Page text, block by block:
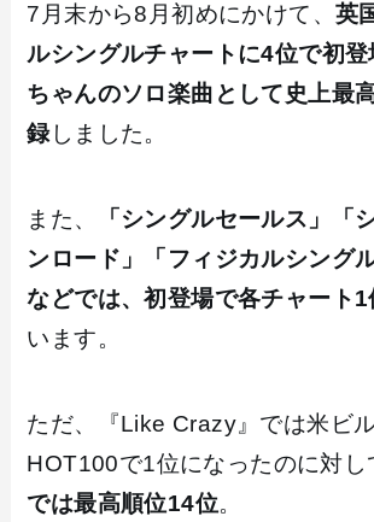
7月末から8月初めにかけて、英
ルシングルチャートに4位で初
ちゃんのソロ楽曲として史上最
録しました。
また、
「シングルセールス」「
ンロード」「フィジカルシング
などでは、初登場で各チャート1
います。
ただ、『Like Crazy』では米ビ
HOT100で1位になったのに対し
では最高順位14位。